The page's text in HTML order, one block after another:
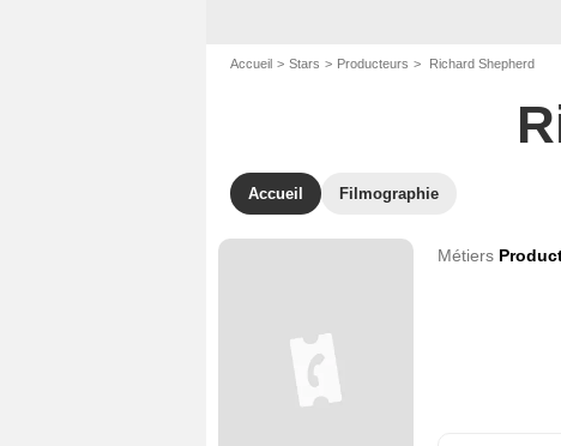
Accueil Stars Producteurs Richard Shepherd
Accueil Filmographie
Métiers